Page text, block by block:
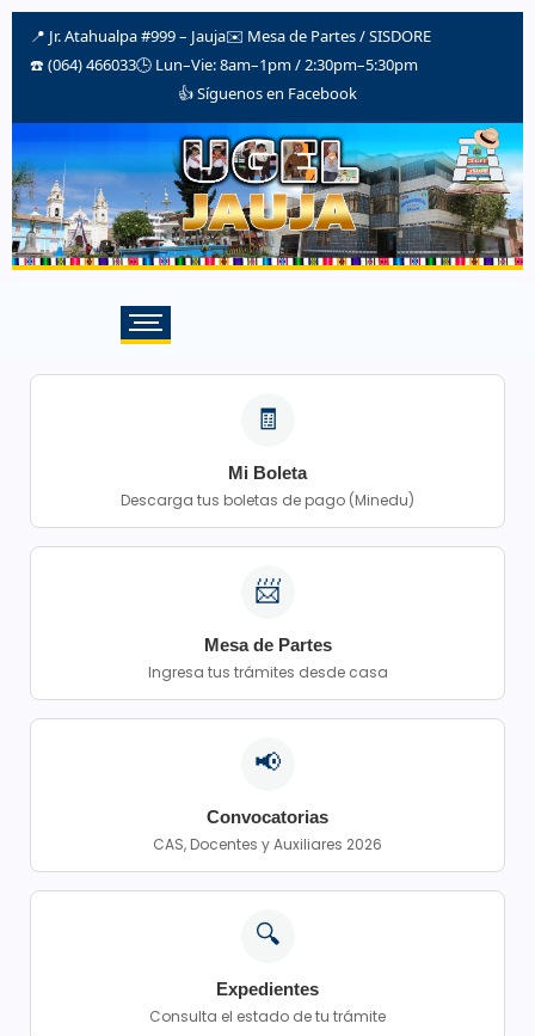
📍 Jr. Atahualpa #999 – Jauja✉️ Mesa de Partes / SISDORE
☎️ (064) 466033🕒 Lun–Vie: 8am–1pm / 2:30pm–5:30pm
👍 Síguenos en Facebook
🧾
Mi Boleta
Descarga tus boletas de pago (Minedu)
📨
Mesa de Partes
Ingresa tus trámites desde casa
📢
Convocatorias
CAS, Docentes y Auxiliares 2026
🔍
Expedientes
Consulta el estado de tu trámite